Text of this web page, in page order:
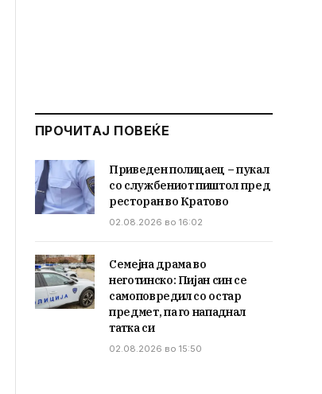
ПРОЧИТАЈ ПОВЕЌЕ
Приведен полицаец – пукал
со службениот пиштол пред
ресторан во Кратово
02.08.2026 во 16:02
Семејна драма во
неготинско: Пијан син се
самоповредил со остар
предмет, па го нападнал
татка си
02.08.2026 во 15:50